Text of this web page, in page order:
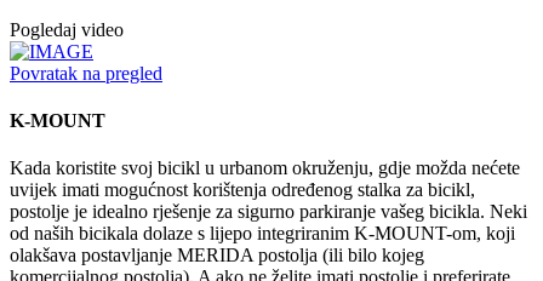
Pogledaj video
Povratak na pregled
K-MOUNT
Kada koristite svoj bicikl u urbanom okruženju, gdje možda nećete
uvijek imati mogućnost korištenja određenog stalka za bicikl,
postolje je idealno rješenje za sigurno parkiranje vašeg bicikla. Neki
od naših bicikala dolaze s lijepo integriranim K-MOUNT-om, koji
olakšava postavljanje MERIDA postolja (ili bilo kojeg
komercijalnog postolja). A ako ne želite imati postolje i preferirate